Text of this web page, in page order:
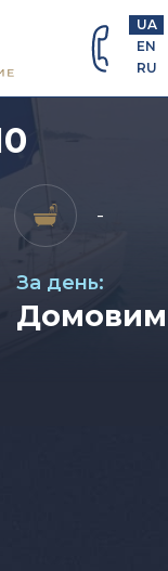
69
463
698
EN
RU
UA
-
За день: